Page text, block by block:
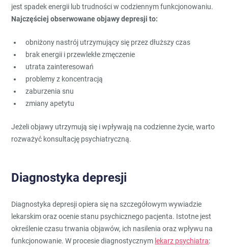
jest spadek energii lub trudności w codziennym funkcjonowaniu.
Najczęściej obserwowane objawy depresji to:
obniżony nastrój utrzymujący się przez dłuższy czas
brak energii i przewlekłe zmęczenie
utrata zainteresowań
problemy z koncentracją
zaburzenia snu
zmiany apetytu
Jeżeli objawy utrzymują się i wpływają na codzienne życie, warto
rozważyć konsultację psychiatryczną.
Diagnostyka depresji
Diagnostyka depresji opiera się na szczegółowym wywiadzie
lekarskim oraz ocenie stanu psychicznego pacjenta. Istotne jest
określenie czasu trwania objawów, ich nasilenia oraz wpływu na
funkcjonowanie. W procesie diagnostycznym lekarz psychiatra: